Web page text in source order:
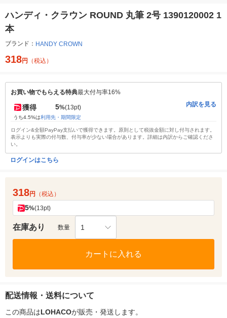
ハンディ・クラウン ROUND 丸筆 2号 1390120002 1
本
ブランド： HANDY CROWN
318円 （税込）
お買い物でもらえる特典最大付与率16%
獲得 5%(13pt)
うち4.5%は利用先・期間限定
内訳を見る
ログイン&全額PayPay支払いで獲得できます。原則として税抜金額に対し付与されます。
表示よりも実際の付与数、付与率が少ない場合があります。詳細は内訳からご確認くださ
い。
ログインはこちら
318円 （税込）
5%(13pt)
在庫あり 数量 1
カートに入れる
配送情報・送料について
この商品はLOHACOが販売・発送します。